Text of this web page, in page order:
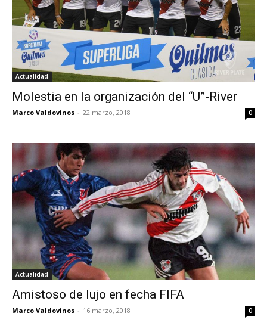
Actualidad
Molestia en la organización del “U”-River
Marco Valdovinos - 22 marzo, 2018 0
Actualidad
Amistoso de lujo en fecha FIFA
Marco Valdovinos - 16 marzo, 2018 0